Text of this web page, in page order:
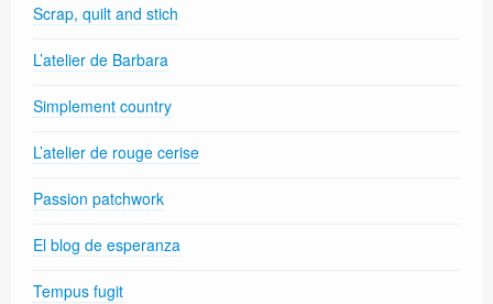
Scrap, quilt and stich
L’atelier de Barbara
Simplement country
L’atelier de rouge cerise
Passion patchwork
El blog de esperanza
Tempus fugit